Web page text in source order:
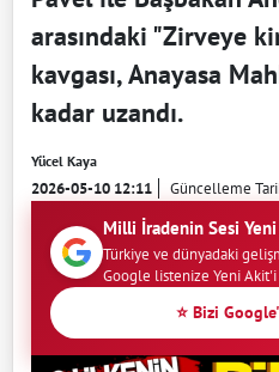
arasındaki "Zirveye
kavgası, Anayasa
kadar uzandı.
Yücel Kaya
2026-05-10 12:11 Güncelleme
Milli İradenin Sesi
Türkiye ve dünyadaki
Google listenize Yeni
⭐ Bizi